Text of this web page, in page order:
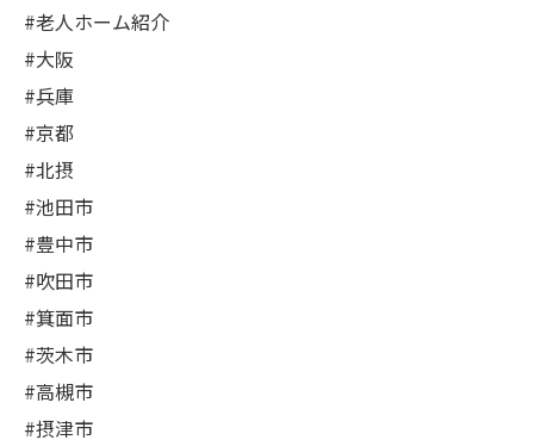
#老人ホーム紹介
#大阪
#兵庫
#京都
#北摂
#池田市
#豊中市
#吹田市
#箕面市
#茨木市
#高槻市
#摂津市